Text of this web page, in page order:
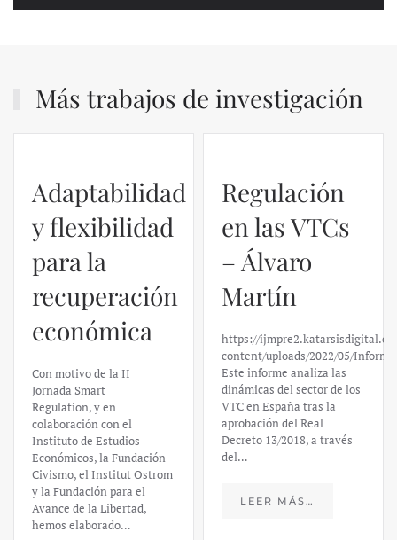
Más trabajos de investigación
Adaptabilidad
y flexibilidad
para la
recuperación
económica
Con motivo de la II
Jornada Smart
Regulation, y en
colaboración con el
Instituto de Estudios
Económicos, la Fundación
Civismo, el Institut Ostrom
y la Fundación para el
Avance de la Libertad,
hemos elaborado…
Regulación
en las VTCs
– Álvaro
Martín
https://
content/uploads/2022/05/
Este informe analiza las
dinámicas del sector de los
VTC en España tras la
aprobación del Real
Decreto 13/2018, a través
del…
LEER MÁS…